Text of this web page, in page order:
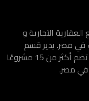
التجارية و
في مصر. يدير قسم
العقارات والبناء لدينا مجموعة تضم أكثر من 15 مشروعًا
في مصر.